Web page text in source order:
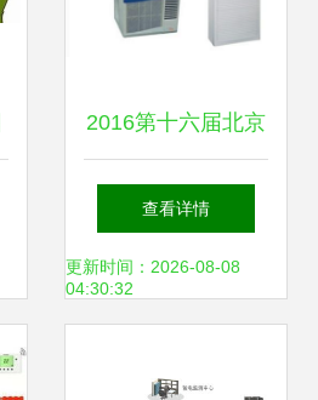
2016第十六届北京
国际供热通风空
调、卫浴及舒适家
查看详情
更新时间：2026-08-08
04:30:32